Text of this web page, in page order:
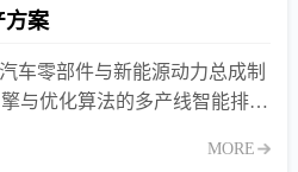
方案
车零部件与新能源动力总成制
与优化算法的多产线智能排产
交期延误、产能不均难题。
MORE